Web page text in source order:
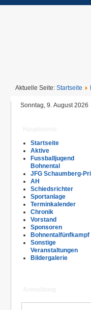
Aktuelle Seite: Startseite
Sonntag, 9. August 2026
Startseite
Aktive
Fussballjugend
Bohnental
JFG Schaumberg-
AH
Schiedsrichter
Sportanlage
Terminkalender
Chronik
Vorstand
Sponsoren
Bohnentalfünfkampf
Sonstige
Veranstaltungen
Bildergalerie